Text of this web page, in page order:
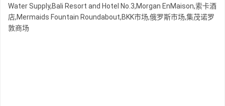
Water Supply,Bali Resort and Hotel No.3,Morgan EnMaison,索卡酒
店,Mermaids Fountain Roundabout,BKK市场,俄罗斯市场,集茂诺罗
敦商场